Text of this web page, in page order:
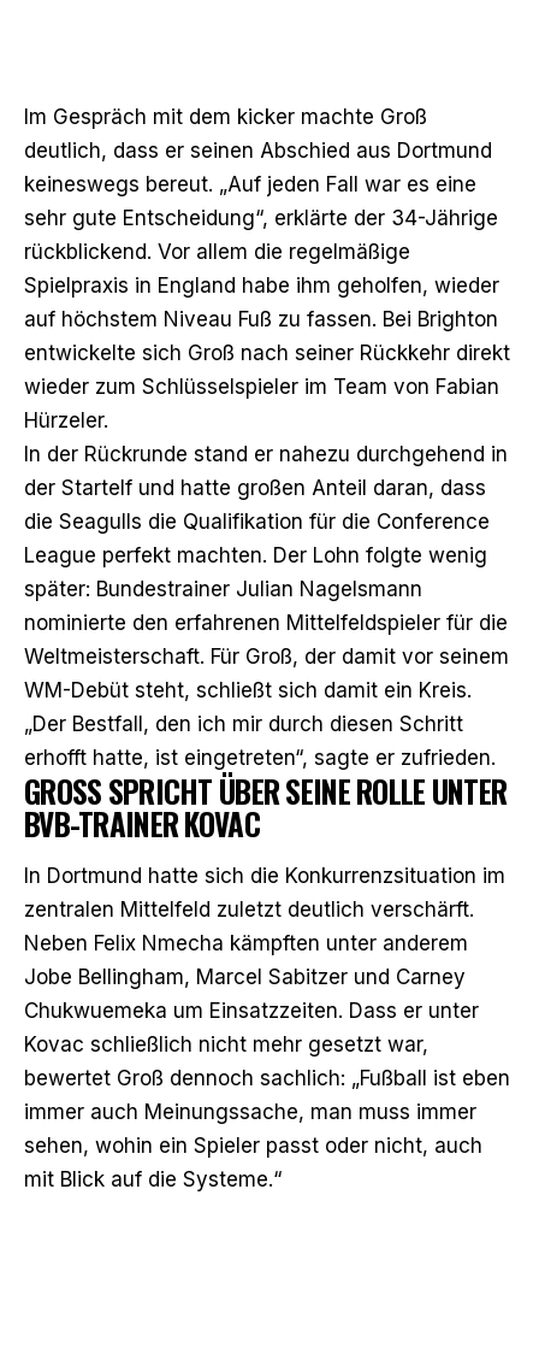
Im Gespräch mit dem kicker machte Groß
deutlich, dass er seinen Abschied aus Dortmund
keineswegs bereut. „Auf jeden Fall war es eine
sehr gute Entscheidung“, erklärte der 34-Jährige
rückblickend. Vor allem die regelmäßige
Spielpraxis in England habe ihm geholfen, wieder
auf höchstem Niveau Fuß zu fassen. Bei Brighton
entwickelte sich Groß nach seiner Rückkehr direkt
wieder zum Schlüsselspieler im Team von Fabian
Hürzeler.
In der Rückrunde stand er nahezu durchgehend in
der Startelf und hatte großen Anteil daran, dass
die Seagulls die Qualifikation für die Conference
League perfekt machten. Der Lohn folgte wenig
später: Bundestrainer Julian Nagelsmann
nominierte den erfahrenen Mittelfeldspieler für die
Weltmeisterschaft. Für Groß, der damit vor seinem
WM-Debüt steht, schließt sich damit ein Kreis.
„Der Bestfall, den ich mir durch diesen Schritt
erhofft hatte, ist eingetreten“, sagte er zufrieden.
GROSS SPRICHT ÜBER SEINE ROLLE UNTER B
VB-TRAINER KOVAC
In Dortmund hatte sich die Konkurrenzsituation im
zentralen Mittelfeld zuletzt deutlich verschärft.
Neben Felix Nmecha kämpften unter anderem
Jobe Bellingham, Marcel Sabitzer und Carney
Chukwuemeka um Einsatzzeiten. Dass er unter
Kovac schließlich nicht mehr gesetzt war,
bewertet Groß dennoch sachlich: „Fußball ist eben
immer auch Meinungssache, man muss immer
sehen, wohin ein Spieler passt oder nicht, auch
mit Blick auf die Systeme.“